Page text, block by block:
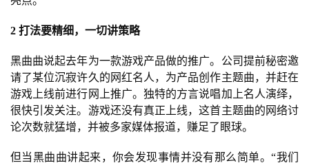
0
2
5
第
十
2 打法要精细，一切讲策略
黑曲曲说起去年为一款游戏产品做的推广。公司提前秘密邀
请了某位沉寂许久的网红名人，为产品创作主题曲，并赶在
游戏上线前进行网上推广。独特的方言说唱加上名人演绎，
很快引发关注。游戏还没有真正上线，这首主题曲的网络讨
论次数就猛增，并被多家媒体报道，赚足了眼球。
但当黑曲曲讲起来，你会发现事情并没有那么简单。“我们